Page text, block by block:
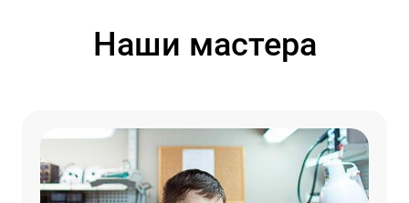
Наши мастера